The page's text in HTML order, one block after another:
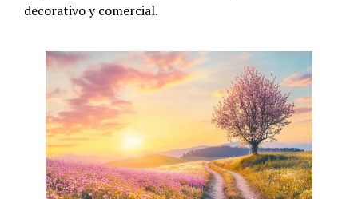
decorativo y comercial.